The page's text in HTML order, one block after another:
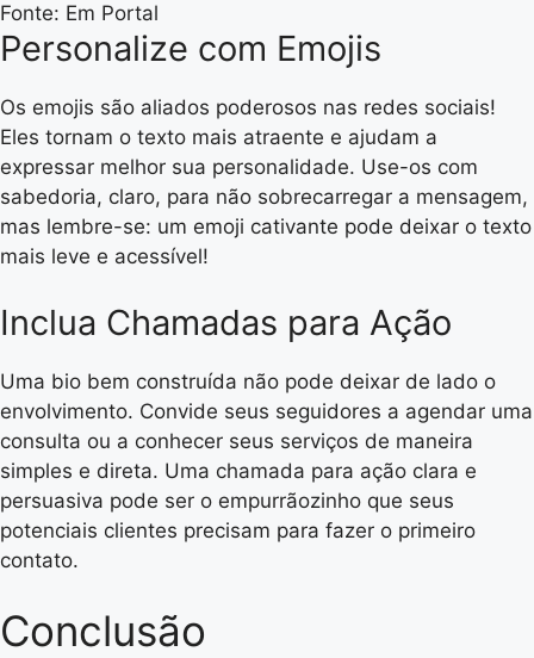
Fonte: Em Portal
Personalize com Emojis
Os emojis são aliados poderosos nas redes sociais!
Eles tornam o texto mais atraente e ajudam a
expressar melhor sua personalidade. Use-os com
sabedoria, claro, para não sobrecarregar a mensagem,
mas lembre-se: um emoji cativante pode deixar o texto
mais leve e acessível!
Inclua Chamadas para Ação
Uma bio bem construída não pode deixar de lado o
envolvimento. Convide seus seguidores a agendar uma
consulta ou a conhecer seus serviços de maneira
simples e direta. Uma chamada para ação clara e
persuasiva pode ser o empurrãozinho que seus
potenciais clientes precisam para fazer o primeiro
contato.
Conclusão